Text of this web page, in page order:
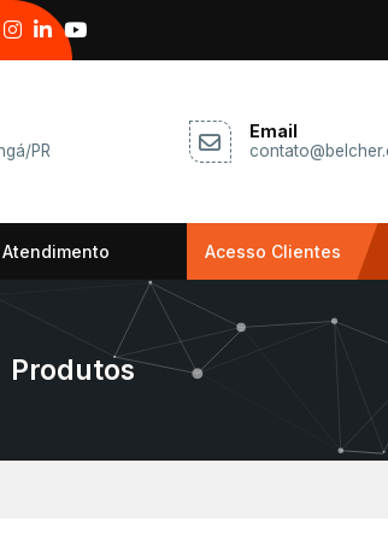
PR
Email
Atendimento Acesso Clientes
Produtos